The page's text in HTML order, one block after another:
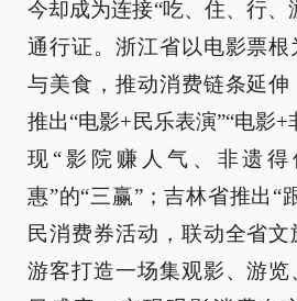
今却成为连接“吃、住、行、
通行证。浙江省以电影票
与美食，推动消费链条延
推出“电影+民乐表演”“电影
现“影院赚人气、非遗
惠”的“三赢”；吉林省推出“
民消费券活动，联动全省
游客打造一场集观影、游